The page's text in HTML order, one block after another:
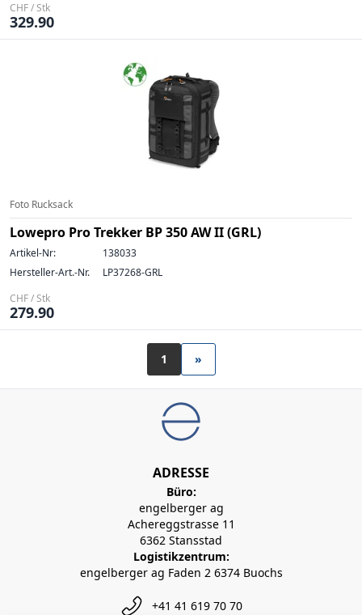
CHF / Stk
329.90
Foto Rucksack
Lowepro Pro Trekker BP 350 AW II (GRL)
Artikel-Nr:
138033
Hersteller-Art.-Nr.
LP37268-GRL
CHF / Stk
279.90
1 »
ADRESSE
Büro:
engelberger ag
Achereggstrasse 11
6362 Stansstad
Logistikzentrum:
engelberger ag Faden 2 6374 Buochs
+41 41 619 70 70